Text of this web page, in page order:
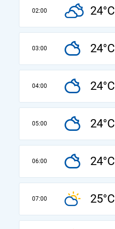
02:00 24°C
03:00 24°C
04:00 24°C
05:00 24°C
06:00 24°C
07:00 25°C